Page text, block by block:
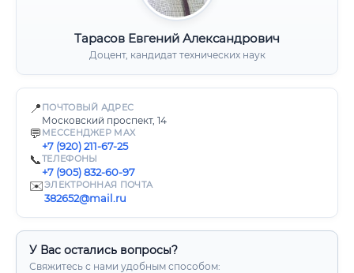
Тарасов Евгений Александрович
Доцент, кандидат технических наук
📍 ПОЧТОВЫЙ АДРЕС
Московский проспект, 14
💬 МЕССЕНДЖЕР MAX
+7 (920) 211-67-25
📞ТЕЛЕФОНЫ
+7 (905) 832-60-97
✉️ЭЛЕКТРОННАЯ ПОЧТА
382652@mail.ru
У Вас остались вопросы?
Свяжитесь с нами удобным способом: